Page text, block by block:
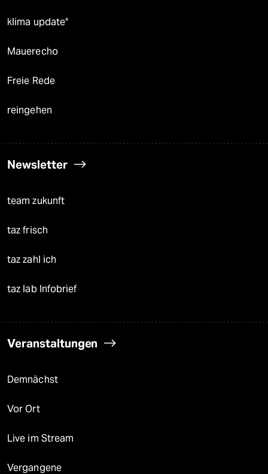
klima update°
Mauerecho
Freie Rede
reingehen
Newsletter
team zukunft
taz frisch
taz zahl ich
taz lab Infobrief
Veranstaltungen
Demnächst
Vor Ort
Live im Stream
Vergangene